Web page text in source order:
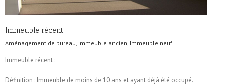
Immeuble récent
Aménagement de bureau Immeuble ancien Immeuble neuf
Immeuble récent :
Définition : Immeuble de moins de 10 ans et ayant déjà été occupé.